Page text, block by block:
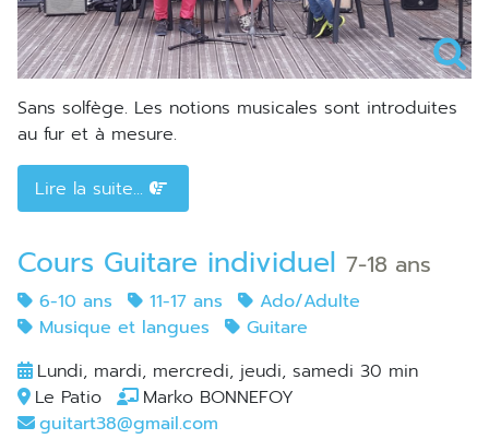
Sans solfège. Les notions musicales sont introduites
au fur et à mesure.
Lire la suite...
Cours Guitare individuel 7-18 ans
6-10 ans 11-17 ans
Ado/Adulte
Musique et langues
Guitare
Lundi, mardi, mercredi, jeudi, samedi 30 min
Le Patio
Marko BONNEFOY
guitart38@gmail.com